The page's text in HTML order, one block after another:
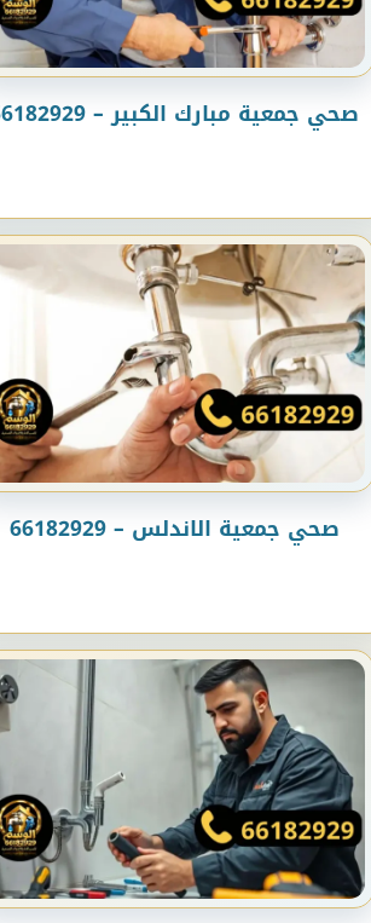
صحي جمعية مبارك الكبير – 66182929
صحي جمعية الاندلس – 66182929